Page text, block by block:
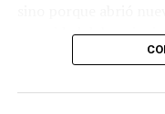
Si estás en Estados
fútbol colombiano:
seguridad del